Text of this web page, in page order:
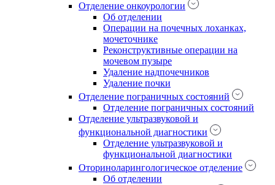
Отделение онкоурологии
Об отделении
Операции на почечных лоханках,
мочеточнике
Реконструктивные операции на
мочевом пузыре
Удаление надпочечников
Удаление почки
Отделение пограничных состояний
Отделение пограничных состояний
Отделение ультразвуковой и
функциональной диагностики
Отделение ультразвуковой и
функциональной диагностики
Оториноларингологическое отделение
Об отделении